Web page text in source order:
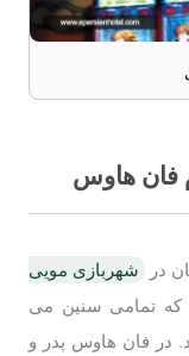
فان هاوس
در
شهربازی مویی
تمامی سنین می
در فان هاوس پدر و